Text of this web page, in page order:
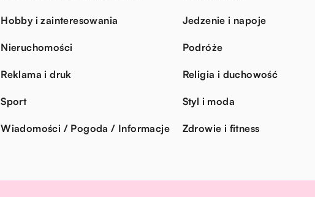
Hobby i zainteresowania Jedzenie i napoje
Nieruchomości Podróże
Reklama i druk Religia i duchowość
Sport Styl i moda
Wiadomości / Pogoda / Informacje Zdrowie i fitness